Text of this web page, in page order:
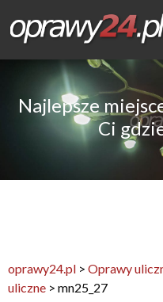
Najlepsze
Ci
oprawy24.pl > Oprawy
uliczne > mn25_27